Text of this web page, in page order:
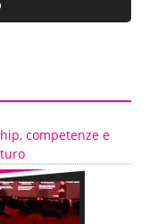
competenze e